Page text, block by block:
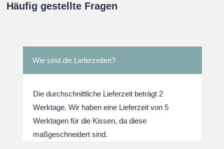
Häufig gestellte Fragen
Wie sind die Lieferzeiten?
Die durchschnittliche Lieferzeit beträgt 2
Werktage. Wir haben eine Lieferzeit von 5
Werktagen für die Kissen, da diese
maßgeschneidert sind.